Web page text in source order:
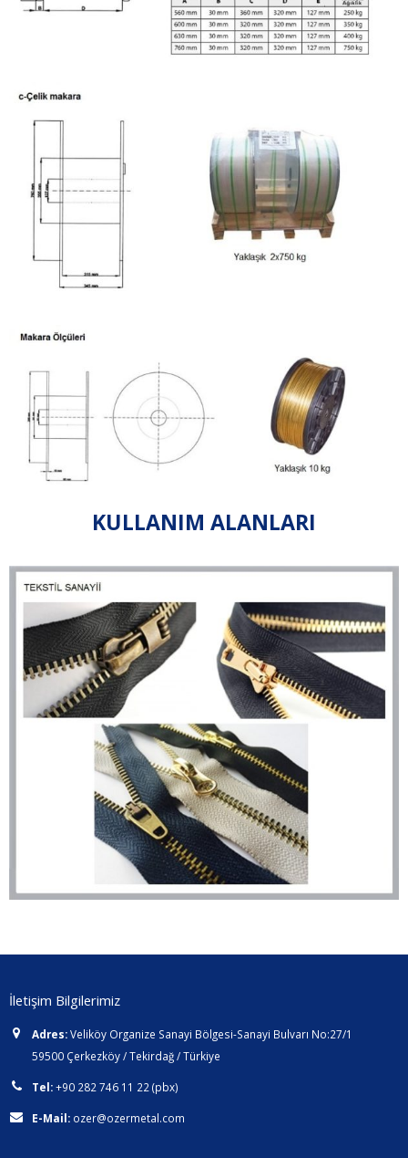
KULLANIM ALANLARI
İletişim Bilgilerimiz
Adres:Veliköy Organize Sanayi Bölgesi-Sanayi Bulvarı No:27/1
59500 Çerkezköy / Tekirdağ / Türkiye
Tel:+90 282 746 11 22 (pbx)
E-Mail: ozer@ozermetal.com